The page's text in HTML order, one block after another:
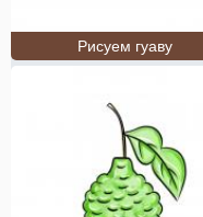
Рисуем гуаву